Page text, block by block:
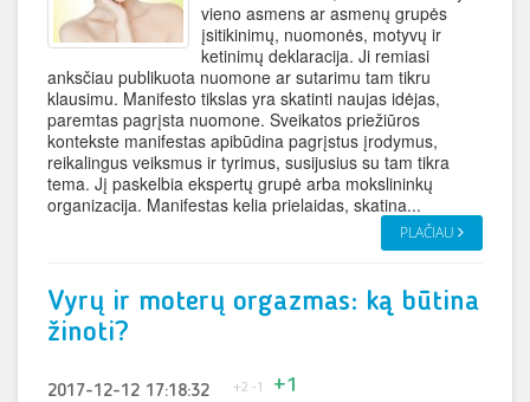
vieno asmens ar asmenų grupės
įsitikinimų, nuomonės, motyvų ir
ketinimų deklaracija. Ji remiasi
anksčiau publikuota nuomone ar sutarimu tam tikru
klausimu. Manifesto tikslas yra skatinti naujas idėjas,
paremtas pagrįsta nuomone. Sveikatos priežiūros
kontekste manifestas apibūdina pagrįstus įrodymus,
reikalingus veiksmus ir tyrimus, susijusius su tam tikra
tema. Jį paskelbia ekspertų grupė arba mokslininkų
organizacija. Manifestas kelia prielaidas, skatina...
PLAČIAU
Vyrų ir moterų orgazmas: ką būtina
žinoti?
2017-12-12 17:18:32 +2 -1 +1